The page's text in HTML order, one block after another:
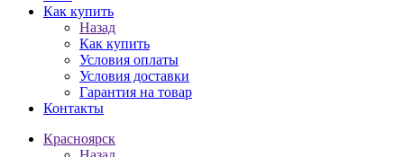
Как купить
Назад
Как купить
Условия оплаты
Условия доставки
Гарантия на товар
Контакты
Красноярск